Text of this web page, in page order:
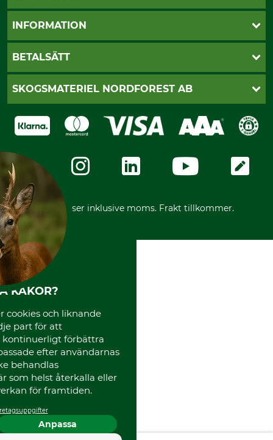
Öppettider
Vanliga frågor
INFORMATION
Butik Vansbro
Dataskydd
Ångerrätt
Ångerrätt för din beställning
Reklamationer
Frakter
BETALSÄTT
Klarna
Swish
SKOGSMATERIEL NORDFOREST AB
Om oss
GRUBE-Gruppen
Karriär
Vår personal
Varumärken
Mässor
Instagram TOS
Media
Code of Conduct
*Alla priser inklusive moms. Frakt tillkommer.
KAKOR?
cookies och liknande
part för att
kontinuerligt förbättra
efter användarnas
behandlas
som helst återkalla eller
för framtiden.
Anpassa